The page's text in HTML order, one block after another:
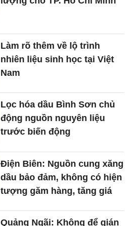
Làm rõ thêm về lộ trình
nhiên liệu sinh học tại Việt
Nam
Lọc hóa dầu Bình Sơn chủ
động nguồn nguyên liệu
trước biến động
Điện Biên: Nguồn cung xăng
dầu bảo đảm, không có hiện
tượng găm hàng, tăng giá
Quảng Ngãi: Không để gián